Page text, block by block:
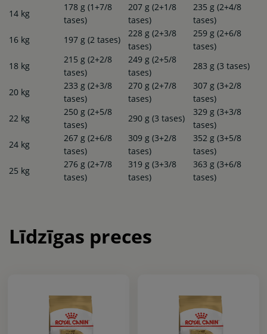
14 kg
178 g (1+7/8
tases)
207 g (2+1/8
tases)
235 g (2+4/8
tases)
16 kg
197 g (2 tases)
228 g (2+3/8
tases)
259 g (2+6/8
tases)
18 kg
215 g (2+2/8
tases)
249 g (2+5/8
tases)
283 g (3 tases)
20 kg
233 g (2+3/8
tases)
270 g (2+7/8
tases)
307 g (3+2/8
tases)
22 kg
250 g (2+5/8
tases)
290 g (3 tases)
329 g (3+3/8
tases)
24 kg
267 g (2+6/8
tases)
309 g (3+2/8
tases)
352 g (3+5/8
tases)
25 kg
276 g (2+7/8
tases)
319 g (3+3/8
tases)
363 g (3+6/8
tases)
Līdzīgas preces